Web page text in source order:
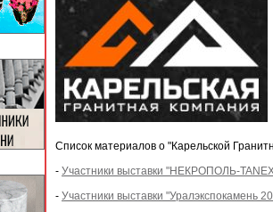
Список материалов о "Карельской
- Участники выставки "НЕКРОПОЛЬ-
- Участники выставки "Уралэкспокамень